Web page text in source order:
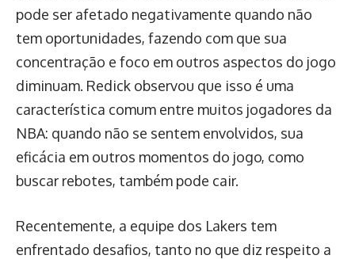
pode ser afetado negativamente quando não
tem oportunidades, fazendo com que sua
concentração e foco em outros aspectos do jogo
diminuam. Redick observou que isso é uma
característica comum entre muitos jogadores da
NBA: quando não se sentem envolvidos, sua
eficácia em outros momentos do jogo, como
buscar rebotes, também pode cair.
Recentemente, a equipe dos Lakers tem
enfrentado desafios, tanto no que diz respeito a